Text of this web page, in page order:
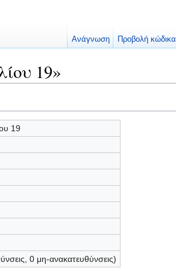
19»
19
0 μη-ανακατευθύνσεις)
Ανάγνωση Προβολή κώδικα